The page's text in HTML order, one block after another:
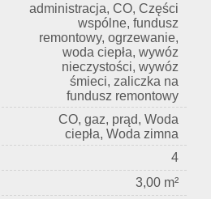
administracja, CO, Części
wspólne, fundusz
remontowy, ogrzewanie,
woda ciepła, wywóz
nieczystości, wywóz
śmieci, zaliczka na
fundusz remontowy
CO, gaz, prąd, Woda
ciepła, Woda zimna
4
3,00 m²